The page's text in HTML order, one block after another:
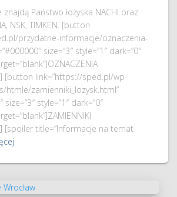
Państwo łożyska NACHI oraz
NSK, TIMKEN. [button
przydatne-informacje/oznaczenia-
size=”3″ style=”1″ dark=”0″
[button link=”https://sped.pl/wp-
htmle/zamienniki_lozysk.html”
style=”1″ dark=”0″
[spoiler title=”Informacje na temat